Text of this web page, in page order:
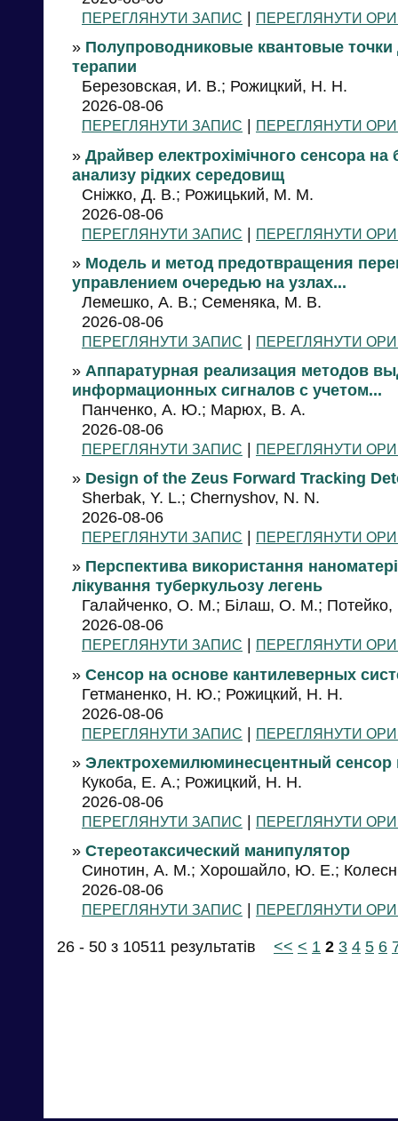
ПЕРЕГЛЯНУТИ ЗАПИС | ПЕРЕГЛЯНУТИ
» Полупроводниковые квантовые
терапии
Березовская, И. В.; Рожицкий, Н. Н.
2026-08-06
ПЕРЕГЛЯНУТИ ЗАПИС | ПЕРЕГЛЯНУТИ
» Драйвер електрохімічного сенсора на
анализу рідких середовищ
Сніжко, Д. В.; Рожицький, М. М.
2026-08-06
ПЕРЕГЛЯНУТИ ЗАПИС | ПЕРЕГЛЯНУТИ
» Модель и метод предотвращения
управлением очередью на узлах...
Лемешко, А. В.; Семеняка, М. В.
2026-08-06
ПЕРЕГЛЯНУТИ ЗАПИС | ПЕРЕГЛЯНУТИ
» Аппаратурная реализация методов
информационных сигналов с учетом...
Панченко, А. Ю.; Марюх, В. А.
2026-08-06
ПЕРЕГЛЯНУТИ ЗАПИС | ПЕРЕГЛЯНУТИ
» Design of the Zeus Forward Tracking
Sherbak, Y. L.; Chernyshov, N. N.
2026-08-06
ПЕРЕГЛЯНУТИ ЗАПИС | ПЕРЕГЛЯНУТИ
» Перспектива використання
лікування туберкульозу легень
Галайченко, О. М.; Білаш, О. М.; Потейко,
2026-08-06
ПЕРЕГЛЯНУТИ ЗАПИС | ПЕРЕГЛЯНУТИ
» Сенсор на основе кантилеверных
Гетманенко, Н. Ю.; Рожицкий, Н. Н.
2026-08-06
ПЕРЕГЛЯНУТИ ЗАПИС | ПЕРЕГЛЯНУТИ
» Электрохемилюминесцентный сенсор
Кукоба, Е. А.; Рожицкий, Н. Н.
2026-08-06
ПЕРЕГЛЯНУТИ ЗАПИС | ПЕРЕГЛЯНУТИ
» Стереотаксический манипулятор
Синотин, А. М.; Хорошайло, Ю. Е.;
2026-08-06
ПЕРЕГЛЯНУТИ ЗАПИС | ПЕРЕГЛЯНУТИ
26 - 50 з 10511 результатів << < 1 2 3 4 5 6